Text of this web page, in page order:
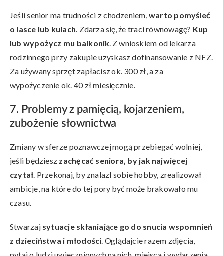
Jeśli senior ma trudności z chodzeniem,warto pomyśleć
o lasce lub kulach. Zdarza się, że traci równowagę? Kup
lub wypożycz mu balkonik. Z wnioskiem od lekarza
rodzinnego przy zakupie uzyskasz dofinansowanie z NFZ.
Za używany sprzęt zapłacisz ok. 300 zł, a za
wypożyczenie ok. 40 zł miesięcznie.
7. Problemy z pamięcią, kojarzeniem,
zubożenie słownictwa
Zmiany w sferze poznawczej mogą przebiegać wolniej,
jeśli będziesz zachęcać seniora, by jak najwięcej
czytał. Przekonaj, by znalazł sobie hobby, zrealizował
ambicje, na które do tej pory być może brakowało mu
czasu.
Stwarzaj sytuacje skłaniające go do snucia wspomnień
z dzieciństwa i młodości. Oglądajcie razem zdjęcia,